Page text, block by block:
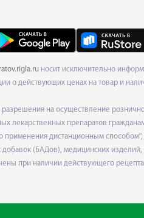
носит исключительно
действующих ценах на товар и
на осуществление
лекарственных препаратов
дистанционным способом",
(БАДов), медицинских
при наличии действующего